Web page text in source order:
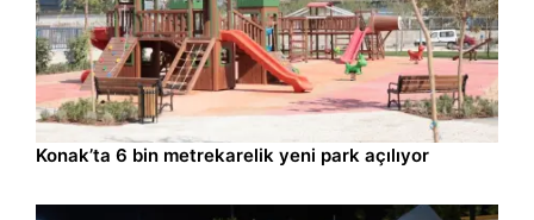
09.08.2026 13:28
Konak’ta 6 bin metrekarelik yeni park açılıyor